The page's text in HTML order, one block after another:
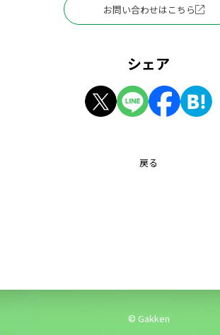
お問い合わせはこちら
シェア
戻る
© Gakken